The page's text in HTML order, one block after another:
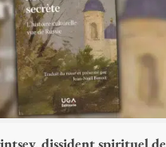
dissident spirituel de